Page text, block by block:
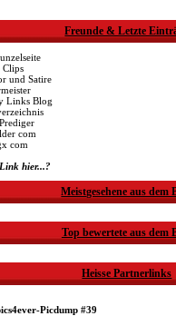
Freunde & Letzte
Clips
und Satire
Links Blog
com
com
hier...?
Meistgesehene aus dem
Top bewertete aus dem
Heisse Partnerlinks
Picdump #39